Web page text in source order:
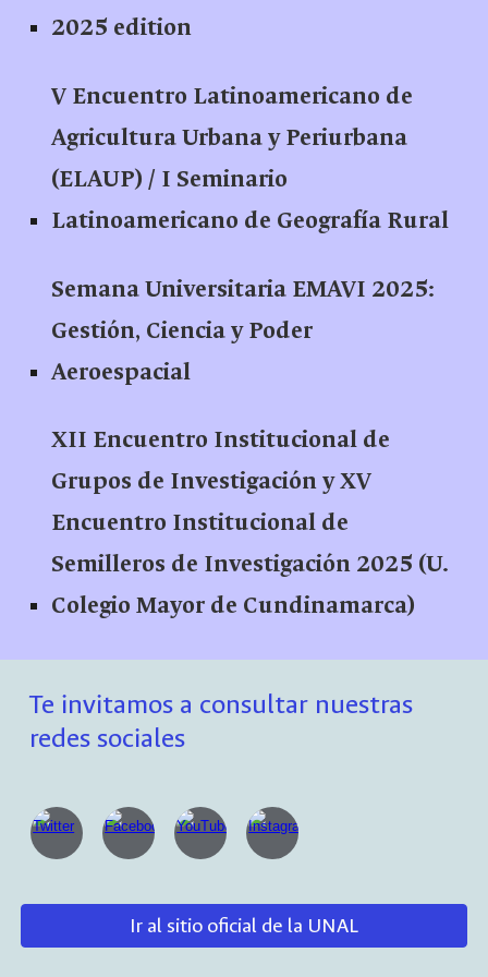
2025 edition
V Encuentro Latinoamericano de
Agricultura Urbana y Periurbana
(ELAUP) / I Seminario
Latinoamericano de Geografía Rural
Semana Universitaria EMAVI 2025:
Gestión, Ciencia y Poder
Aeroespacial
XII Encuentro Institucional de
Grupos de Investigación y XV
Encuentro Institucional de
Semilleros de Investigación 2025 (U.
Colegio Mayor de Cundinamarca)
Te invitamos a consultar nuestras
redes sociales
Ir al sitio oficial de la UNAL